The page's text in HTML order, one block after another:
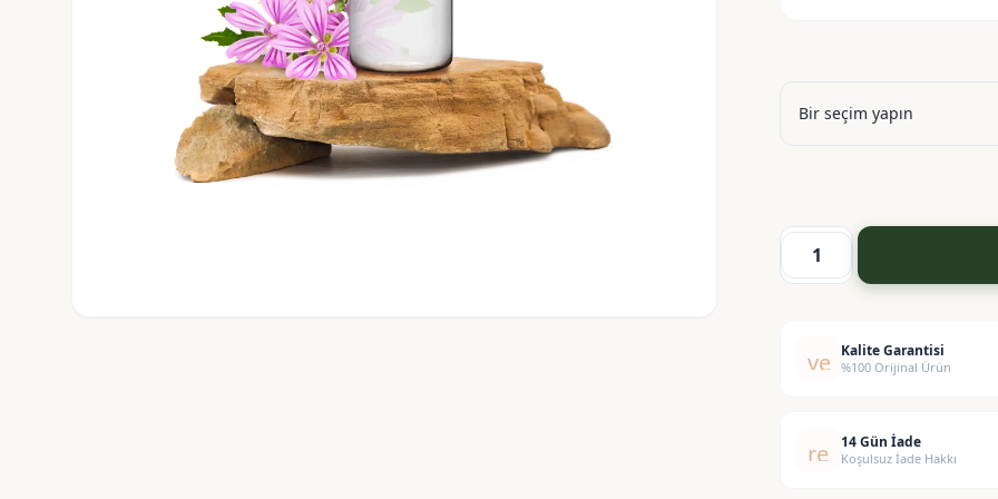
Ebegümeci
Sylvestris
verified
Kalite Garantisi
%100 Orijinal Ürün
replay14 Gün İade
Koşulsuz İade Hakkı